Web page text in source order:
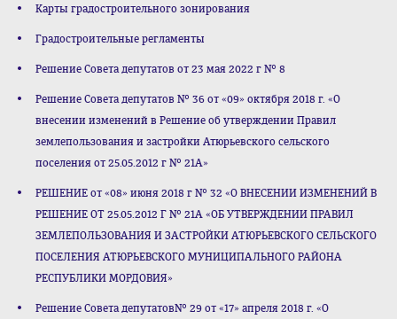
Карты градостроительного зонирования
Градостроительные регламенты
Решение Совета депутатов от 23 мая 2022 г № 8
Решение Совета депутатов № 36 от «09» октября 2018 г. «О
внесении изменений в Решение об утверждении Правил
землепользования и застройки Атюрьевского сельского
поселения от 25.05.2012 г № 21А»
РЕШЕНИЕ от «08» июня 2018 г № 32 «О ВНЕСЕНИИ ИЗМЕНЕНИЙ В
РЕШЕНИЕ ОТ 25.05.2012 Г № 21А «ОБ УТВЕРЖДЕНИИ ПРАВИЛ
ЗЕМЛЕПОЛЬЗОВАНИЯ И ЗАСТРОЙКИ АТЮРЬЕВСКОГО СЕЛЬСКОГО
ПОСЕЛЕНИЯ АТЮРЬЕВСКОГО МУНИЦИПАЛЬНОГО РАЙОНА
РЕСПУБЛИКИ МОРДОВИЯ»
Решение Совета депутатов№ 29 от «17» апреля 2018 г. «О